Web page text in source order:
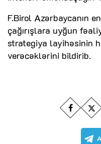
F.Birol Azərbaycanın
çağırışlara uyğun
strategiya layihəsinin
verəcəklərini bildirib.